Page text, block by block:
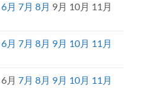
6月 7月 8月 9月 10月 11月
6月 7月 8月 9月 10月 11月
6月 7月 8月 9月 10月 11月